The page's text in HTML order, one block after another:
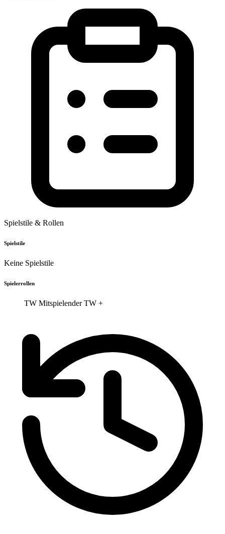
Spielstile & Rollen
Spielstile
Keine Spielstile
Spielerrollen
TW Mitspielender TW +